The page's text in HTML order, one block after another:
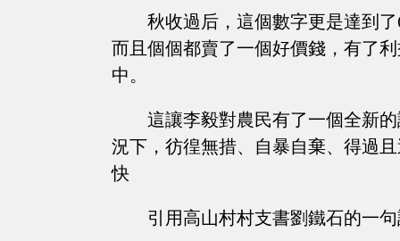
秋收過后，這個數字更是達到
而且個個都賣了一個好價錢，有了
中。
這讓李毅對農民有了一個全新
況下，彷徨無措、自暴自棄、得過
快
引用高山村村支書劉鐵石的一